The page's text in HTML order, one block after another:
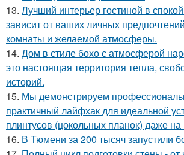
13. Лучший интерьер гостиной в
зависит от ваших личных
комнаты и желаемой атмосферы.
14. Дом в стиле бохо с атмосферой
это настоящая территория тепла,
историй.
15. Мы демонстрируем
практичный лайфхак для идеальной
плинтусов (цокольных планок) даже на
16. В Тюмени за 200 тысяч запустили